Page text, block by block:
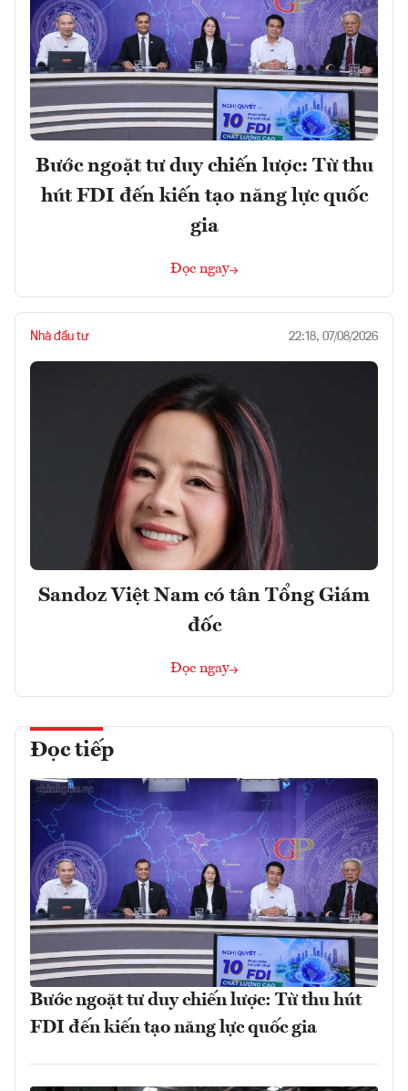
Bước ngoặt tư duy chiến lược: Từ thu
hút FDI đến kiến tạo năng lực quốc
gia
Đọc ngay
Nhà đầu tư 22:18, 07/08/2026
Sandoz Việt Nam có tân Tổng Giám
đốc
Đọc ngay
Đọc tiếp
Bước ngoặt tư duy chiến lược: Từ thu hút
FDI đến kiến tạo năng lực quốc gia